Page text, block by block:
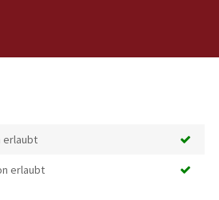
erlaubt
erlaubt